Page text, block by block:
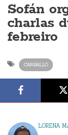
Sofán
charlas
febreiro
CARBALLO
LORENA